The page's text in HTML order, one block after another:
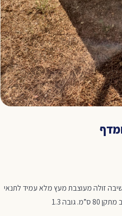
זולה מעוצבת מעץ מלא עמיד לתנאי